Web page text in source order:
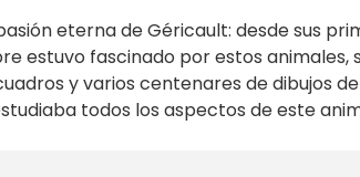
eterna de Géricault: desde sus
estuvo fascinado por estos animales,
y varios centenares de dibujos
todos los aspectos de este